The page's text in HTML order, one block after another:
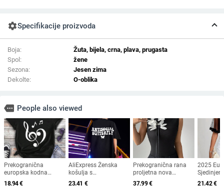
settingsSpecifikacije proizvoda
Boja:
Žuta, bijela, crna, plava, prugasta
Spol:
žene
Sezona:
Jesen zima
Dekolte:
O-oblika
more People also viewed
Prekogranična
europska kodna
neovisna postaja
SHEIN Teen Girl Music
18.94€
AliExpress Ženska
košulja s
prekograničnim
rukavima i
23.41 €
Prekogranična rana
proljetna nova
europska i američka
modna vruća djevojka
37.99€
2025
trgovina
21.42€